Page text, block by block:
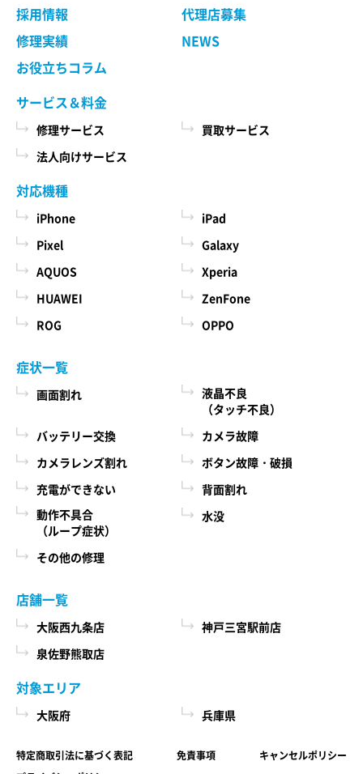
だくために、氏名、住所、連絡先、支払方法な
どの登録情報、利用されたサービスや購入され
た商品、およびそれらの代金などに関する情報
を表示する目的
ユーザーにお知らせや連絡をするためにメール
アドレスを利用する場合やユーザーに商品を送
付したり必要に応じて連絡したりするため、氏
名や住所などの連絡先情報を利用する目的
ユーザーの本人確認を行うために、氏名、生年
月日、住所、電話番号、銀行口座番号、クレジ
ットカード番号、運転免許証番号、配達証明付
き郵便の到達結果などの情報を利用する目的
ユーザーに代金を請求するために、購入された
商品名や数量、利用されたサービスの種類や期
号やクレジットカード番号などの支払に関する
情報などを利用する目的
ユーザーが簡便にデータを入力できるようにす
るために、当社に登録されている情報を入力画
面に表示させたり、ユーザーのご指示に基づい
て他のサービスなど（提携先が提供するものも
含みます）に転送したりする目的
代金の支払を遅滞したり第三者に損害を発生さ
したユーザーや、不正・不当な目的でサービス
を利用しようとするユーザーの利用をお断りす
るために、利用態様、氏名や住所など個人を特
定するための情報を利用する目的
ユーザーからのお問い合わせに対応するため
に、お問い合わせ内容や代金の請求に関する情
報など当社がユーザーに対してサービスを提供
するにあたって必要となる情報や、ユーザーの
サービス利用状況、連絡先情報などを利用する
第４条 修理の手続き
本規約に基づき当社が行う修理は、当社各店舗、
当社ホームページでご確認ください。 当社が修理
依頼品をお預かりする前に、お客様により修理依
頼品に取り付けられた記録媒体、SIMカード、ケー
ス、その他一切のもの（以下「付加物」としま
す）を修理依頼品から取り外してください。 な
お、修理依頼品に付加物が取り付けられた状態
で、お客様が修理依頼品を当社にお引渡しされた
場合、当社は、修理の過程で、付加物に生じうる
汚損、破損、紛失その他付加物に関連して生じう
る一切の損害につき責任を負いかねます。
第５条 料金について
本サービスの料金（修理料金、その他の費用を含
み、以下「サービス料金」と言います）は当社規
社各店舗、当社ホームページでも確認することが
できますが、状況、条件により実際の料金が異な
る場合がございますので、本サービスをご依頼の
際に、必ず当社各店舗へお問い合わせください。
第６条 修理部品の取扱い
本サービスで使用する交換部品は、互換製品とな
ります。 本サービスの提供による部品交換の際に
取り外した修理依頼品の部品をリサイクルや分析
などのために、当社の任意の判断で回収させてい
ただく場合があります。 回収した部品は当社の所
は廃棄等を行いますので、あらかじめご了承くだ
さい。
第７条 修理保証について
当社がおこなった修理において、修理完了日（当
社所定の処理が完了し、修理依頼品をお客様に引
品)または3ヶ月以内(その他の修理対応)に修理依頼
採用情報
代理店募集
修理実績
NEWS
お役立ちコラム
サービス＆料金
修理サービス
買取サービス
法人向けサービス
対応機種
iPhone
iPad
Pixel
Galaxy
AQUOS
Xperia
HUAWEI
ZenFone
ROG
OPPO
症状一覧
画面割れ
液晶不良
（タッチ不良）
バッテリー交換
カメラ故障
カメラレンズ割れ
ボタン故障・破損
充電ができない
背面割れ
動作不具合
（ループ症状）
水没
その他の修理
店舗一覧
大阪西九条店
神戸三宮駅前店
泉佐野熊取店
対象エリア
大阪府 兵庫県
特定商取引法に基づく表記 免責事項
キャンセルポリシー